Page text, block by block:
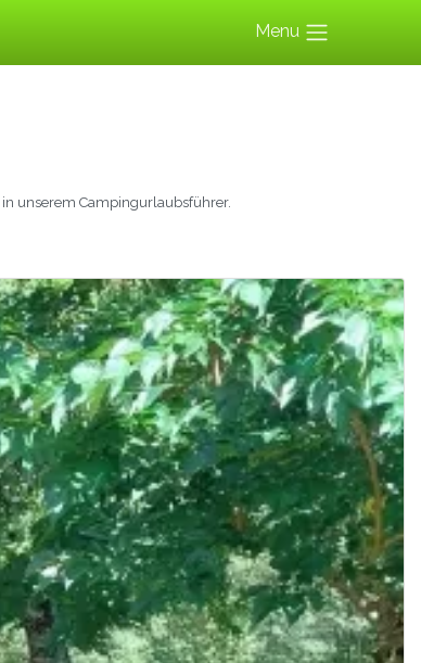
Menu
in unserem Campingurlaubsführer.